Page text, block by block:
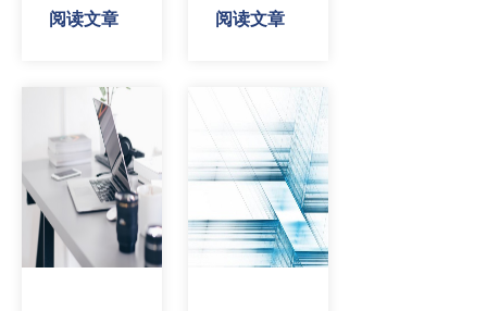
阅读文章 阅读文章